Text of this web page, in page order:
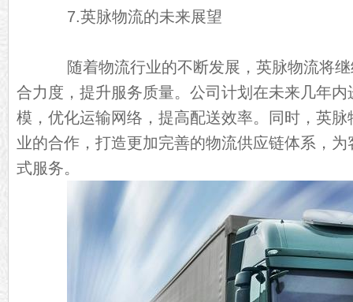
7.英脉物流的未来展望
随着物流行业的不断发展，英脉物流将继
合力度，提升服务质量。公司计划在未来几年
模，优化运输网络，提高配送效率。同时，英
业的合作，打造更加完善的物流供应链体系，
式服务。